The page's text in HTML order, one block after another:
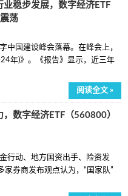
稳步发展，数字经济ETF
荡
中国建设峰会落幕。在峰会上，
年)》。《报告》显示，近三年
阅读全文 »
数字经济ETF（560800）
行动、地方国资出手、险资发
券商发布观点认为，“国家队”